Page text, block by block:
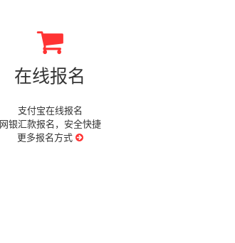
在线报名
支付宝在线报名
网银汇款报名，安全快捷
更多报名方式